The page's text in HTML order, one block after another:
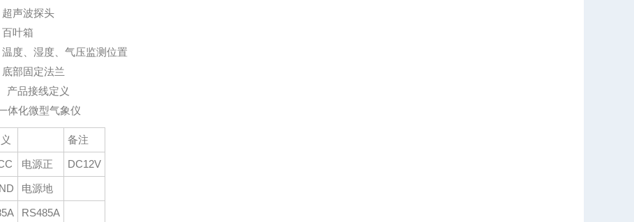
超声波探头
叶箱
温度、湿度、气压监测位置
底部固定法兰
产品接线定义
备注
电源正 DC12V
电源地
RS485A